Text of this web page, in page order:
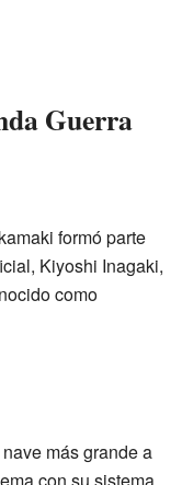
Guerra
formó parte
Kiyoshi Inagaki,
como
más grande a
con su sistema